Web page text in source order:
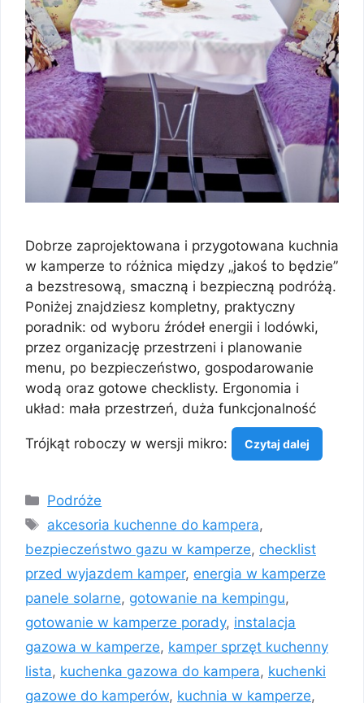
Dobrze zaprojektowana i przygotowana kuchnia
w kamperze to różnica między „jakoś to będzie”
a bezstresową, smaczną i bezpieczną podróżą.
Poniżej znajdziesz kompletny, praktyczny
poradnik: od wyboru źródeł energii i lodówki,
przez organizację przestrzeni i planowanie
menu, po bezpieczeństwo, gospodarowanie
wodą oraz gotowe checklisty. Ergonomia i
układ: mała przestrzeń, duża funkcjonalność
Trójkąt roboczy w wersji mikro: Czytaj dalej
Kategorie
Podróże
Tagi
akcesoria kuchenne do kampera,
bezpieczeństwo gazu w kamperze, checklist
przed wyjazdem kamper, energia w kamperze
panele solarne, gotowanie na kempingu,
gotowanie w kamperze porady, instalacja
gazowa w kamperze, kamper sprzęt kuchenny
lista, kuchenka gazowa do kampera, kuchenki
gazowe do kamperów, kuchnia w kamperze,